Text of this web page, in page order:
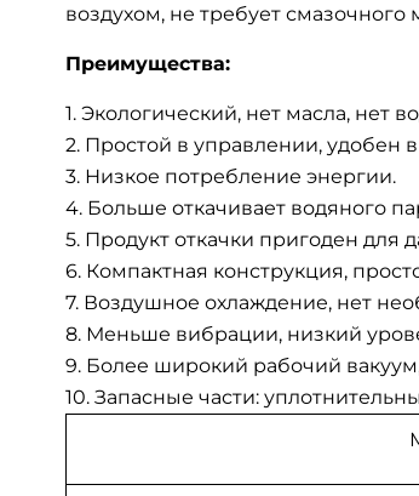
воздухом, не требует
Преимущества:
Экологический, нет масла, нет
Простой в управлении, удобен
Низкое потребление энергии.
Больше откачивает водяного
Продукт откачки пригоден для
Компактная конструкция,
Воздушное охлаждение, нет
Меньше вибрации, низкий
Более широкий рабочий
Запасные части: